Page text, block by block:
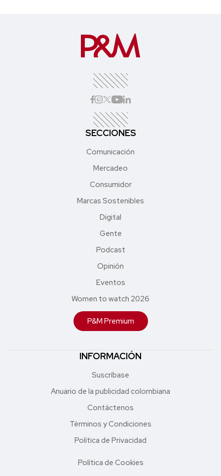
SECCIONES
Comunicación
Mercadeo
Consumidor
Marcas Sostenibles
Digital
Gente
Podcast
Opinión
Eventos
Women to watch 2026
P&M Premium
INFORMACIÓN
Suscríbase
Anuario de la publicidad colombiana
Contáctenos
Términos y Condiciones
Política de Privacidad
Política de Cookies